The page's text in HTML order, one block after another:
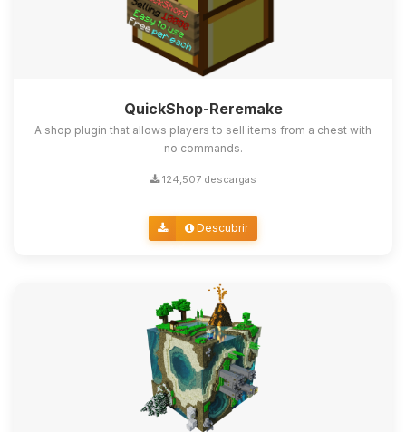
QuickShop-Reremake
A shop plugin that allows players to sell items from a chest with
no commands.
124,507 descargas
Descubrir